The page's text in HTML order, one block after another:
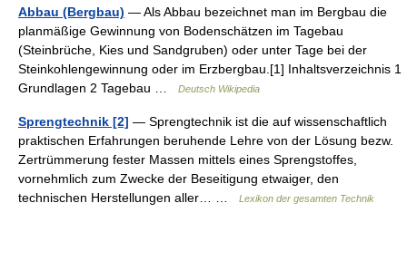
Abbau (Bergbau) — Als Abbau bezeichnet man im Bergbau die
planmäßige Gewinnung von Bodenschätzen im Tagebau
(Steinbrüche, Kies und Sandgruben) oder unter Tage bei der
Steinkohlengewinnung oder im Erzbergbau.[1] Inhaltsverzeichnis 1
Grundlagen 2 Tagebau …
Deutsch Wikipedia
Sprengtechnik [2] — Sprengtechnik ist die auf wissenschaftlich
praktischen Erfahrungen beruhende Lehre von der Lösung bezw.
Zertrümmerung fester Massen mittels eines Sprengstoffes,
vornehmlich zum Zwecke der Beseitigung etwaiger, den
technischen Herstellungen aller… …
Lexikon der gesamten Technik